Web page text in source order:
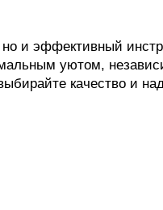
но и эффективный
уютом,
качество и